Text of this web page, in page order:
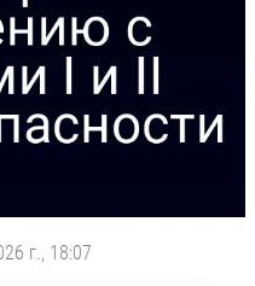
г., 18:07